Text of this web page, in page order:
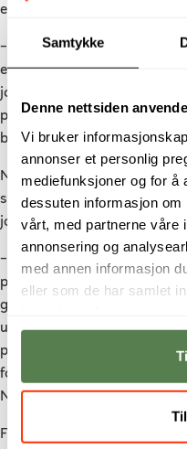
Samtykke
Denne nettsiden
Vi bruker
annonser et personlig
mediefunksjoner og for å
dessuten informasjon
vårt, med partnerne våre
annonsering og
med annen informasjon
eller som de har samlet
er Næss enig i:
–
Vi ønsker oss absolutt et
enn de vi har sittende i
jobbe med bransjen for å få
praksisjobber for studenter.
bli knyttet tettere opp mot
Næss forteller at
studium, og at de holder
jobbe med praktiske
– Vi er den
praktiske produksjoner på
går her. Ved å holde høy
undervisningen og rollene
produksjonene, får de den
for å begynne og jobbe i en
Næss.
Filmproduksjon tilbys på